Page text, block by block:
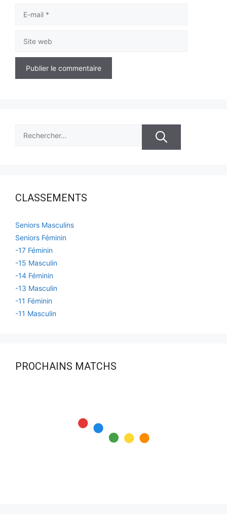
mail
web
CLASSEMENTS
Seniors Masculins
Seniors Féminin
-17 Féminin
-15 Masculin
-14 Féminin
-13 Masculin
-11 Féminin
-11 Masculin
PROCHAINS MATCHS